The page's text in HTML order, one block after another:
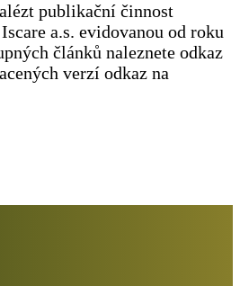
publikační činnost
a.s. evidovanou od roku
článků naleznete odkaz
verzí odkaz na